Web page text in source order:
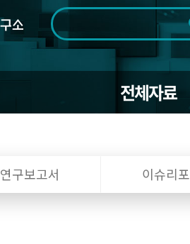
검색범위 전체
기간 전체 1일 1주 1개월
~
전체자료
연구보고서 이슈리